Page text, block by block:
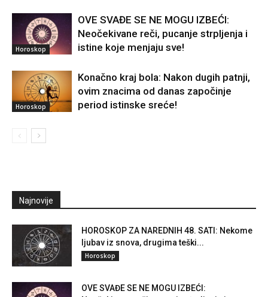
Horoskop
OVE SVAĐE SE NE MOGU IZBEĆI:
Neočekivane reči, pucanje strpljenja i
istine koje menjaju sve!
Horoskop
Konačno kraj bola: Nakon dugih patnji,
ovim znacima od danas započinje
period istinske sreće!
Najnovije
HOROSKOP ZA NAREDNIH 48. SATI: Nekome
ljubav iz snova, drugima teški...
Horoskop
OVE SVAĐE SE NE MOGU IZBEĆI: